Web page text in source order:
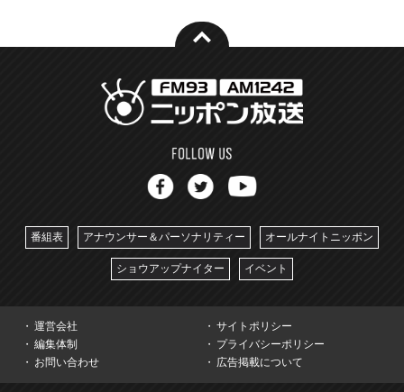
番組表 アナウンサー＆パーソナリティー オールナイトニッポン
ショウアップナイター イベント
運営会社
サイトポリシー
編集体制
プライバシーポリシー
お問い合わせ
広告掲載について